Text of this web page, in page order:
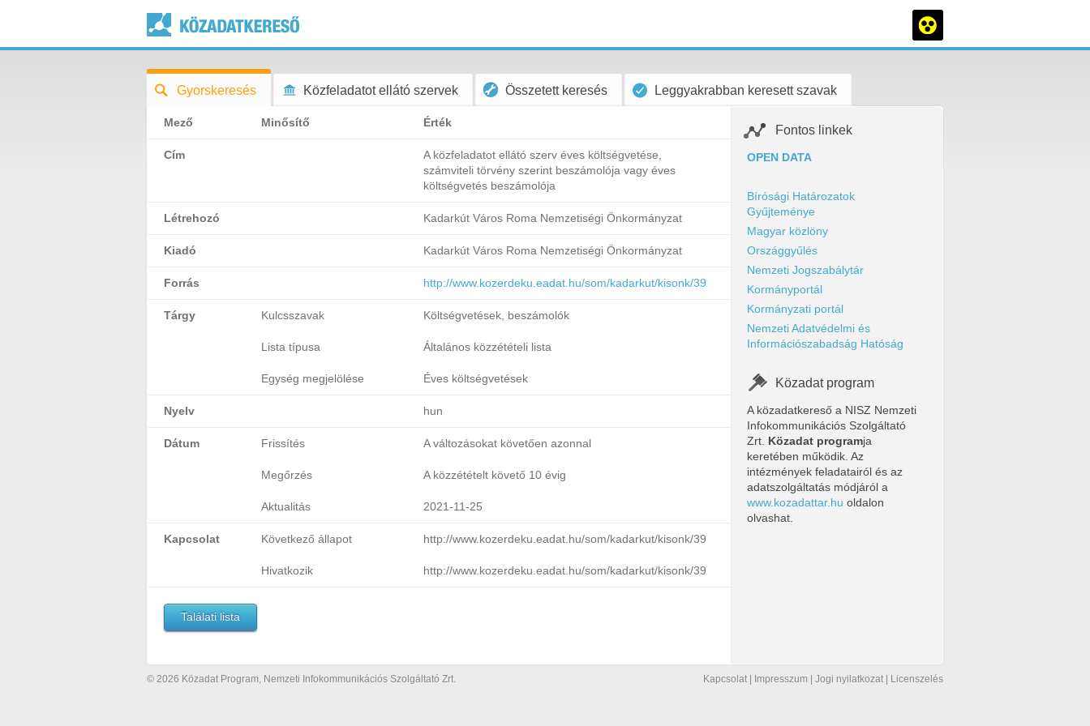
Gyorskeresés Közfeladatot ellátó szervek Összetett keresés Leggyakrabban keresett szavak
Mező Minősítő Érték
Cím
A közfeladatot ellátó szerv éves költségvetése,
számviteli törvény szerint beszámolója vagy éves
költségvetés beszámolója
Létrehozó Kadarkút Város Roma Nemzetiségi Önkormányzat
Kiadó Kadarkút Város Roma Nemzetiségi Önkormányzat
Forrás http://www.kozerdeku.eadat.hu/som/kadarkut/kisonk/39
Tárgy Kulcsszavak Költségvetések, beszámolók
Lista típusa Általános közzétételi lista
Egység megjelölése Éves költségvetések
Nyelv hun
Dátum Frissítés A változásokat követően azonnal
Megőrzés A közzétételt követő 10 évig
Aktualitás 2021-11-25
Kapcsolat Következő állapot http://www.kozerdeku.eadat.hu/som/kadarkut/kisonk/39
Hivatkozik http://www.kozerdeku.eadat.hu/som/kadarkut/kisonk/39
Találati lista
Fontos linkek
OPEN DATA
Bírósági Határozatok
Gyűjteménye
Magyar közlöny
Országgyűlés
Nemzeti Jogszabálytár
Kormányportál
Kormányzati portál
Nemzeti Adatvédelmi és
Információszabadság Hatóság
Közadat program
A közadatkereső a NISZ Nemzeti
Infokommunikációs Szolgáltató
Zrt. Közadat programja
keretében működik. Az
intézmények feladatairól és az
adatszolgáltatás módjáról a
www.kozadattar.hu oldalon
olvashat.
© 2026 Közadat Program, Nemzeti Infokommunikációs Szolgáltató Zrt. Kapcsolat Impresszum Jogi nyilatkozat Licenszelés